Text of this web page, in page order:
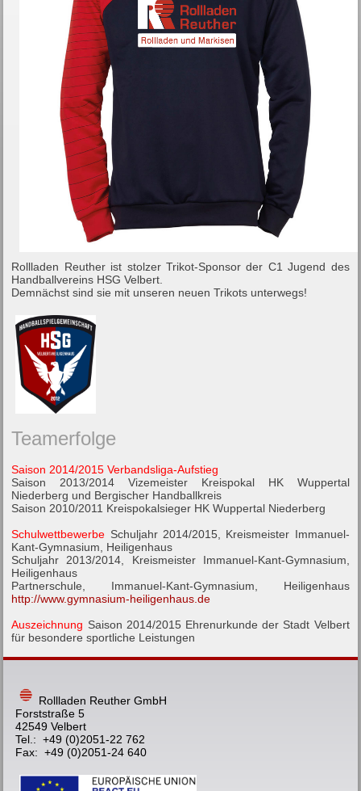
Rollladen Reuther ist stolzer Trikot-Sponsor der C1 Jugend des
Handballvereins HSG Velbert.
Demnächst sind sie mit unseren neuen Trikots unterwegs!
Teamerfolge
Saison 2014/2015 Verbandsliga-Aufstieg
Saison 2013/2014 Vizemeister Kreispokal HK Wuppertal
Niederberg und Bergischer Handballkreis
Saison 2010/2011 Kreispokalsieger HK Wuppertal Niederberg
Schulwettbewerbe Schuljahr 2014/2015, Kreismeister Immanuel-
Kant-Gymnasium, Heiligenhaus
Schuljahr 2013/2014, Kreismeister Immanuel-Kant-Gymnasium,
Heiligenhaus
Partnerschule, Immanuel-Kant-Gymnasium, Heiligenhaus
http://www.gymnasium-heiligenhaus.de
Auszeichnung Saison 2014/2015 Ehrenurkunde der Stadt Velbert
für besondere sportliche Leistungen
Rollladen Reuther GmbH
Forststraße 5
42549 Velbert
Tel.: +49 (0)2051-22 762
Fax: +49 (0)2051-24 640